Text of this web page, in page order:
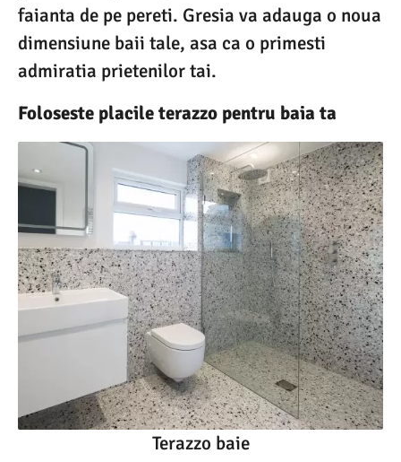
faianta de pe pereti. Gresia va adauga o noua
dimensiune baii tale, asa ca o primesti
admiratia prietenilor tai.
Foloseste placile terazzo pentru baia ta
Terazzo baie